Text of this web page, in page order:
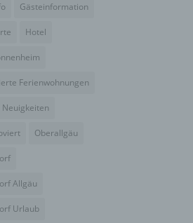
Gästeinformation
Hotel
Ferienwohnungen
Neuigkeiten
Oberallgäu
Allgäu
Urlaub